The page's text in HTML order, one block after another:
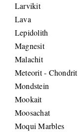
Larvikit
Lava
Lepidolith
Magnesit
Malachit
Meteorit - Chondrit
Mondstein
Mookait
Moosachat
Moqui Marbles